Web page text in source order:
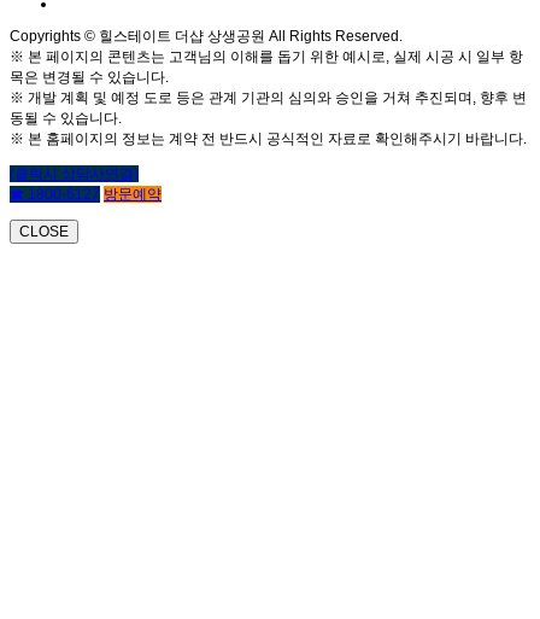
Copyrights © 힐스테이트 더샵 상생공원 All Rights Reserved.
※ 본 페이지의 콘텐츠는 고객님의 이해를 돕기 위한 예시로, 실제 시공 시 일부 항
목은 변경될 수 있습니다.
※ 개발 계획 및 예정 도로 등은 관계 기관의 심의와 승인을 거쳐 추진되며, 향후 변
동될 수 있습니다.
※ 본 홈페이지의 정보는 계약 전 반드시 공식적인 자료로 확인해주시기 바랍니다.
(클릭시 상담사연결)
☎ 1800-6127 방문예약
CLOSE